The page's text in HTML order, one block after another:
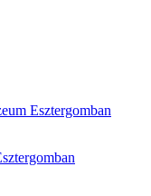
Esztergomban